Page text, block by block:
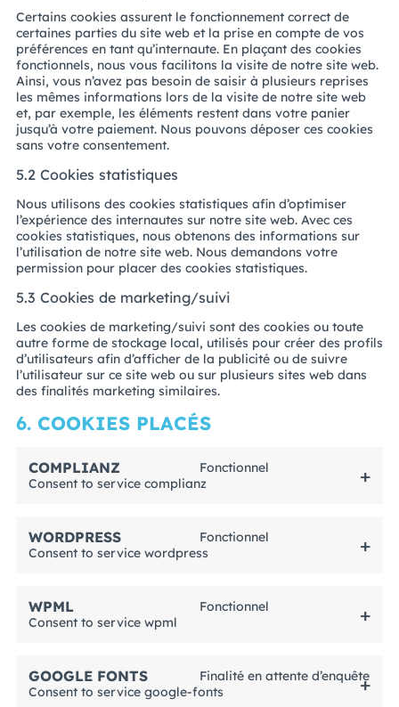
Certains cookies assurent le fonctionnement correct de
certaines parties du site web et la prise en compte de vos
préférences en tant qu’internaute. En plaçant des cookies
fonctionnels, nous vous facilitons la visite de notre site web.
Ainsi, vous n’avez pas besoin de saisir à plusieurs reprises
les mêmes informations lors de la visite de notre site web
et, par exemple, les éléments restent dans votre panier
jusqu’à votre paiement. Nous pouvons déposer ces cookies
sans votre consentement.
5.2 Cookies statistiques
Nous utilisons des cookies statistiques afin d’optimiser
l’expérience des internautes sur notre site web. Avec ces
cookies statistiques, nous obtenons des informations sur
l’utilisation de notre site web. Nous demandons votre
permission pour placer des cookies statistiques.
5.3 Cookies de marketing/suivi
Les cookies de marketing/suivi sont des cookies ou toute
autre forme de stockage local, utilisés pour créer des profils
d’utilisateurs afin d’afficher de la publicité ou de suivre
l’utilisateur sur ce site web ou sur plusieurs sites web dans
des finalités marketing similaires.
6. COOKIES PLACÉS
COMPLIANZ
Fonctionnel
Consent to service complianz
WORDPRESS
Fonctionnel
Consent to service wordpress
WPML
Fonctionnel
Consent to service wpml
GOOGLE FONTS
Finalité en attente d’enquête
Consent to service google-fonts